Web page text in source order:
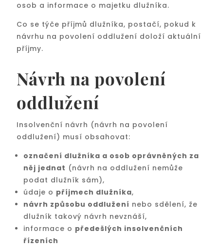
osob a informace o majetku dlužníka.
Co se týče příjmů dlužníka, postačí, pokud k
návrhu na povolení oddlužení doloží aktuální
příjmy.
Návrh na povolení
oddlužení
Insolvenční návrh (návrh na povolení
oddlužení) musí obsahovat:
označení dlužníka a osob oprávněných za
něj jednat (návrh na oddlužení nemůže
podat dlužník sám),
údaje o příjmech dlužníka,
návrh způsobu oddlužení nebo sdělení, že
dlužník takový návrh nevznáší,
informace o předešlých insolvenčních
řízeních